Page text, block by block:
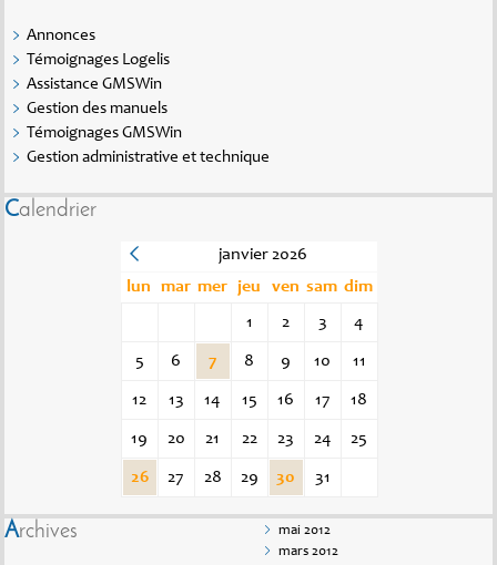
Annonces
Témoignages Logelis
Assistance GMSWin
Gestion des manuels
Témoignages GMSWin
Gestion administrative et technique
Calendrier
janvier 2026
lun
mar mer jeu ven sam dim
1
2 3 4
5 6 7 8 9 10 11
12 13 14 15 16 17 18
19 20 21 22 23 24 25
26 27 28 29 30 31
Archives
mai 2012
mars 2012